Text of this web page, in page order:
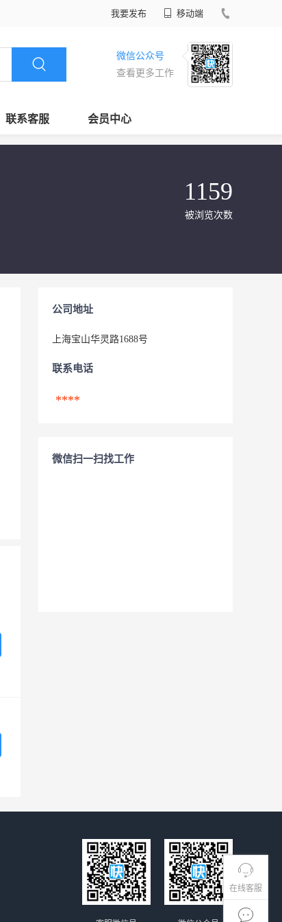
我要发布 移动端
微信公众号
查看更多工作
联系客服 会员中心
在线客服
1159
被浏览次数
公司地址
上海宝山华灵路1688号
联系电话
****
微信扫一扫找工作